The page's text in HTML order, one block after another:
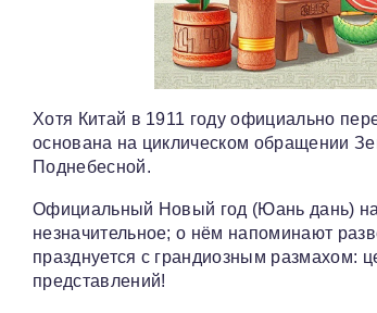
Хотя Китай в 1911 году официально
основана на циклическом обращении
Поднебесной.
Официальный Новый год (Юань дань)
незначительное; о нём напоминают
празднуется с грандиозным размахом:
представлений!